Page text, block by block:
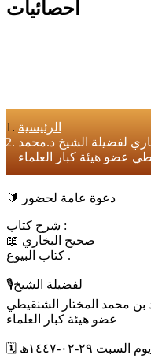
احصائيات
الرئيسية
لفضيلة الشيخ د.محمد
عضو هيئة كبار العلماء
🔰 دعوة عامة لحضور
شرح كتاب :
📖 صحيح البخاري –
كتاب البيوع .
🎙️لفضيلة الشيخ
بن محمد المختار الشنقيطي
عضو هيئة كبار العلماء
🗓️ يوم السبت ٢٩-٠٢-١٤٤٧ھ